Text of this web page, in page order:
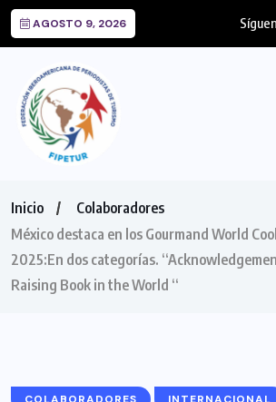
AGOSTO 9, 2026
Inicio
Colaboradores
México destaca en los Gourmand World
2025:En dos categorías.
Raising Book in the World “